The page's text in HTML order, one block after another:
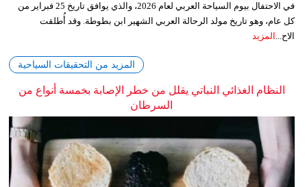
في الاحتفال بيوم السياحة العربي لعام 2026، والذي يوافق تاريخ 25 فبراير من
كل عام، وهو تاريخ مولد الرحالة العربي الشهير ابن بطوطة. وقد أُطلقت
الاح... المزيد
المزيد من التحقيقات السياحية
النظام الغذائي النباتي يقلل من خطر الإصابة بخمسة أنواع من
السرطان